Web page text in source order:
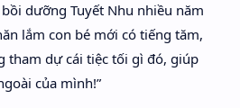
dưỡng Tuyết Nhu nhiều năm
lắm con bé mới có tiếng tăm,
tham dự cái tiệc tối gì đó, giúp
của mình!”